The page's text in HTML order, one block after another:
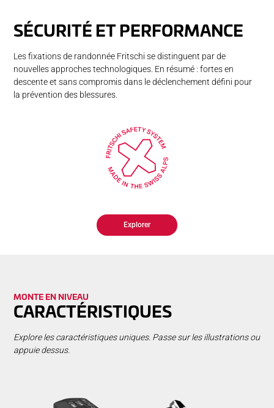
SÉ­CU­RI­TÉ ET PER­FOR­MANCE
Les fixations de randonnée Fritschi se distinguent par de
nouvelles approches technologiques. En résumé : fortes en
descente et sans compromis dans le déclenchement défini pour
la prévention des blessures.
Explorer
MONTE EN NIVEAU
CARACTÉRISTIQUES
Explore les caractéristiques uniques. Passe sur les illustrations ou
appuie dessus.